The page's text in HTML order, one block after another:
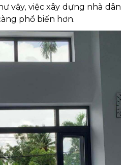
vậy, việc xây dựng nhà dân
phổ biến hơn.